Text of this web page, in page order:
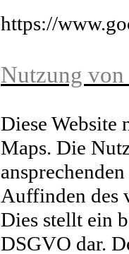
https://
Nutzung
Diese Website
Maps. Die
Auffinden des
Dies stellt ein
DSGVO dar.